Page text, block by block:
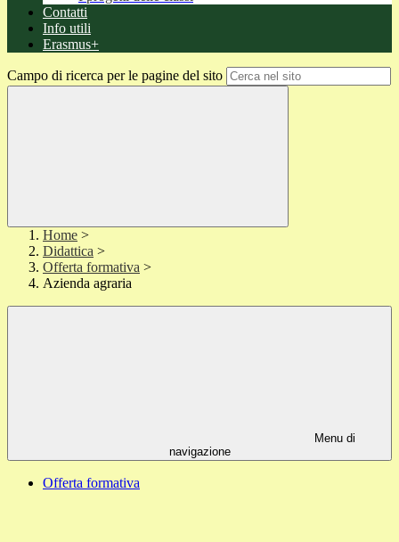
Contatti
Info utili
Erasmus+
Campo di ricerca per le pagine del sito
Home >
Didattica >
Offerta formativa >
Azienda agraria
Menu di
navigazione
Offerta formativa